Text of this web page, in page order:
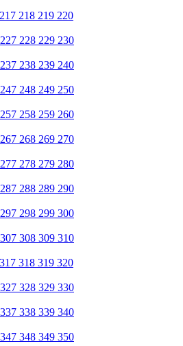
217 218 219 220
227 228 229 230
237 238 239 240
247 248 249 250
257 258 259 260
267 268 269 270
277 278 279 280
287 288 289 290
297 298 299 300
307 308 309 310
317 318 319 320
327 328 329 330
337 338 339 340
347 348 349 350